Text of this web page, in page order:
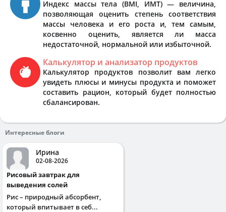
Индекс массы тела (BMI, ИМТ) — величина,
позволяющая оценить степень соответствия
массы человека и его роста и, тем самым,
косвенно оценить, является ли масса
недостаточной, нормальной или избыточной.
Калькулятор и анализатор продуктов
Калькулятор продуктов позволит вам легко
увидеть плюсы и минусы продукта и поможет
составить рацион, который будет полностью
сбалансирован.
Интересные блоги
Ирина
02-08-2026
Рисовый завтрак для
выведения солей
Рис – природный абсорбент,
который впитывает в себ...